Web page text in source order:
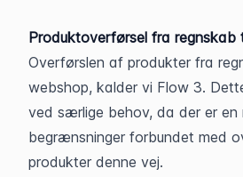
Produktoverførsel fra regnskab
Overførslen af produkter fra
webshop, kalder vi Flow 3.
ved særlige behov, da der er
begrænsninger forbundet med
produkter denne vej.